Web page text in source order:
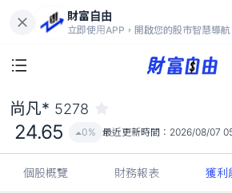
財富自由
立即使用APP，開啟您的股市智慧導航
24.65
0%
尚凡* 5278
24.65 0% 最近更新時間： 2026/08/07
個股概覽 財務報表 獲利